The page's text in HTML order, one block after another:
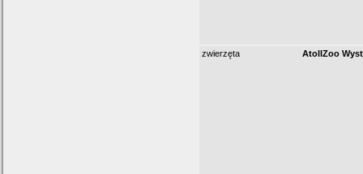
zwierzęta AtollZoo